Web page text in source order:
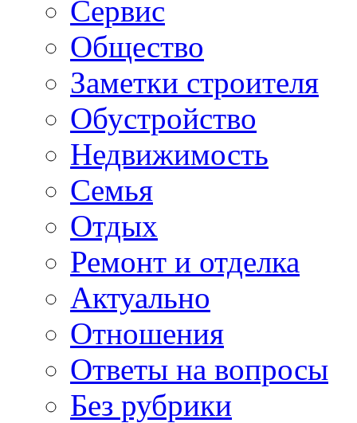
Сервис
Общество
Заметки строителя
Обустройство
Недвижимость
Семья
Отдых
Ремонт и отделка
Актуально
Отношения
Ответы на вопросы
Без рубрики